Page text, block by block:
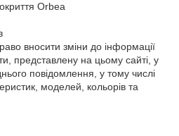
Orbea
вносити зміни до інформації
представлену на цьому сайті, у
повідомлення, у тому числі
моделей, кольорів та